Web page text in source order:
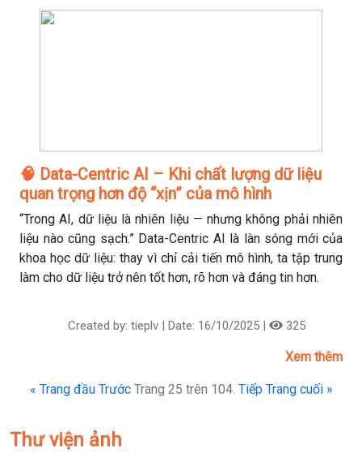
🧠 Data-Centric AI – Khi chất lượng dữ liệu
quan trọng hơn độ “xịn” của mô hình
“Trong AI, dữ liệu là nhiên liệu — nhưng không phải nhiên
liệu nào cũng sạch.” Data-Centric AI là làn sóng mới của
khoa học dữ liệu: thay vì chỉ cải tiến mô hình, ta tập trung
làm cho dữ liệu trở nên tốt hơn, rõ hơn và đáng tin hơn.
Created by: tieplv | Date: 16/10/2025 | 325
Xem thêm
« Trang đầu Trước Trang 25 trên 104. Tiếp Trang cuối »
Thư viện ảnh